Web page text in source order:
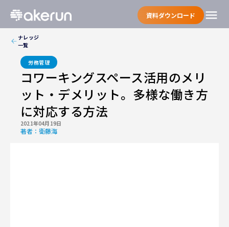
資料ダウンロード menu
ナレッジ
一覧
労務管理
コワーキングスペース活用のメリ
ット・デメリット。多様な働き方
に対応する方法
2021年04月19日
著者： 衛藤海